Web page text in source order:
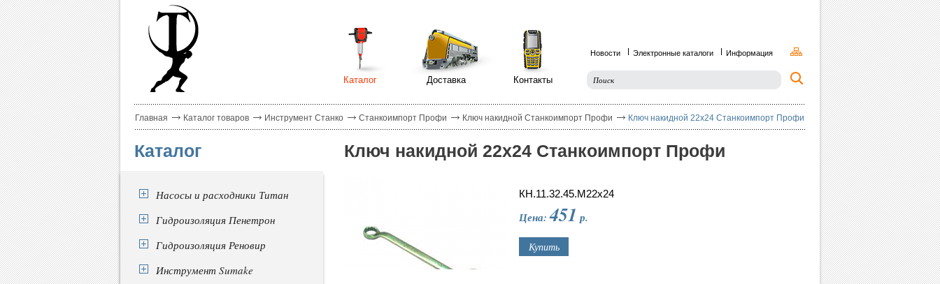
Каталог Доставка Контакты
Новости Электронные каталоги Информация
Главная Каталог товаров Инструмент Станко Станкоимпорт Профи Ключ накидной Станкоимпорт Профи Ключ накидной 22х24 Станкоимпорт Профи
Каталог
Насосы и расходники Титан
Гидроизоляция Пенетрон
Гидроизоляция Реновир
Инструмент Sumake
Ключ накидной 22х24 Станкоимпорт Профи
КН.11.32.45.М22х24
Цена:451 р.